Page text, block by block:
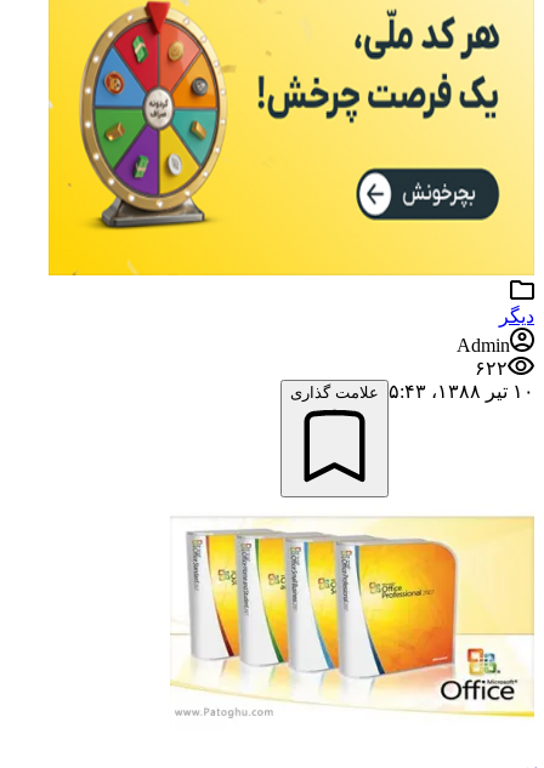
دیگر
Admin
۶۲۲
۱۰ تیر ۱۳۸۸،‏ ۵:۴۳
علامت گذاری